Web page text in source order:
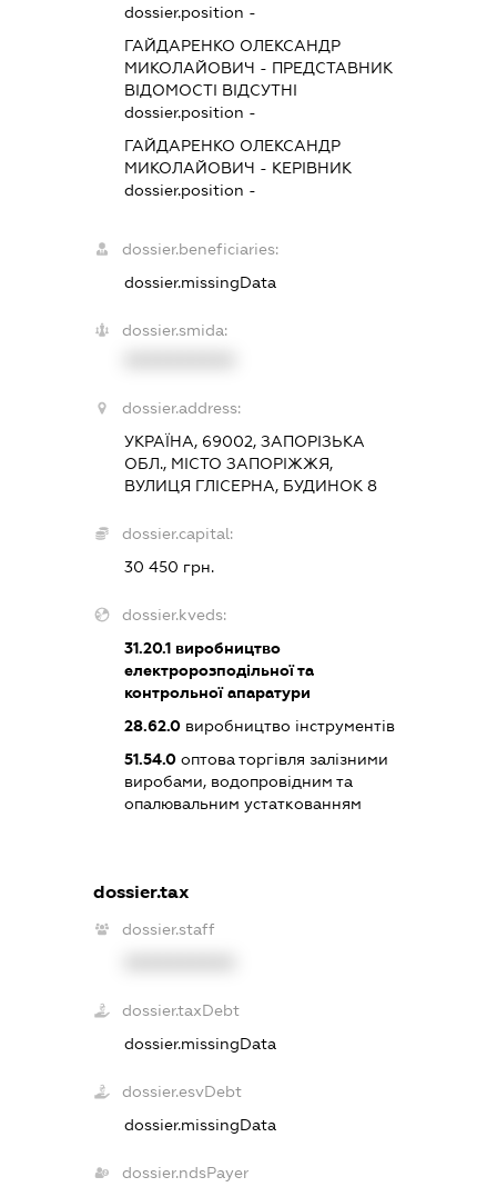
dossier.position -
ГАЙДАРЕНКО ОЛЕКСАНДР
МИКОЛАЙОВИЧ - ПРЕДСТАВНИК
ВІДОМОСТІ ВІДСУТНІ
dossier.position -
ГАЙДАРЕНКО ОЛЕКСАНДР
МИКОЛАЙОВИЧ - КЕРІВНИК
dossier.position -
dossier.beneficiaries:
dossier.missingData
dossier.smida:
dossier.address:
УКРАЇНА, 69002, ЗАПОРІЗЬКА
ОБЛ., МІСТО ЗАПОРІЖЖЯ,
ВУЛИЦЯ ГЛІСЕРНА, БУДИНОК 8
dossier.capital:
30 450 грн.
dossier.kveds:
31.20.1 виробництво
електророзподільної та
контрольної апаратури
28.62.0 виробництво інструментів
51.54.0 оптова торгівля залізними
виробами, водопровідним та
опалювальним устаткованням
dossier.tax
dossier.staff
dossier.taxDebt
dossier.missingData
dossier.esvDebt
dossier.missingData
dossier.ndsPayer